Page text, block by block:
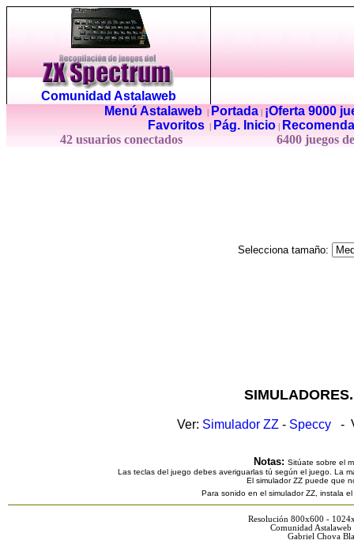
Comunidad Astalaweb
Menú Astalaweb| Portada|
¡Oferta 9000
Favoritos
Pág. Inicio
42 usuarios conectados
6400 juegos
Selecciona tamaño:
Ver: Simulador ZZ - Speccy -
Notas: Sitúate sobre el
Las teclas del juego debes averiguarlas tú según el juego. La
El simulador ZZ puede que
Para sonido en el simulador ZZ, instala
Resolución 800x600 -
Comunidad
Gabriel Chova